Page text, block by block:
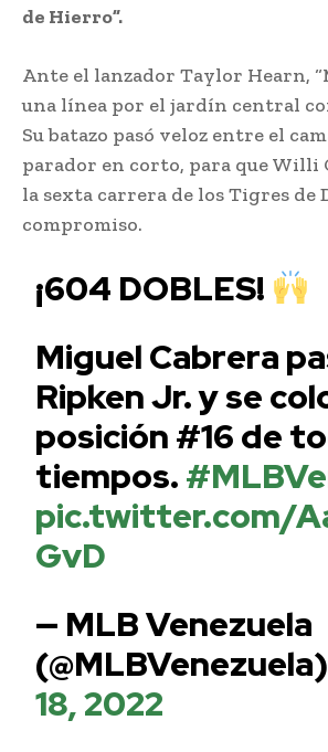
de Hierro”.
Ante el lanzador Taylor Hearn,
una línea por el jardín central
Su batazo pasó veloz entre el
parador en corto, para que Willi
la sexta carrera de los Tigres de
compromiso.
¡604 DOBLES!
Miguel Cabrera
Ripken Jr. y se
posición #16 de
tiempos.
pic.twitter.com/
GvD
— MLB Venezuela
18, 2022